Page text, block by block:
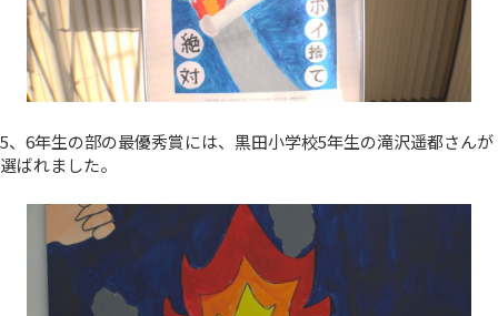
5、6年生の部の最優秀賞には、黒田小学校5年生の滝沢遥都さんが
選ばれました。